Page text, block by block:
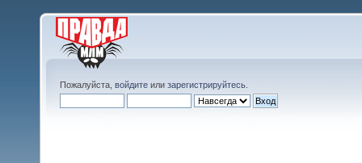
Пожалуйста, войдите или зарегистрируйтесь